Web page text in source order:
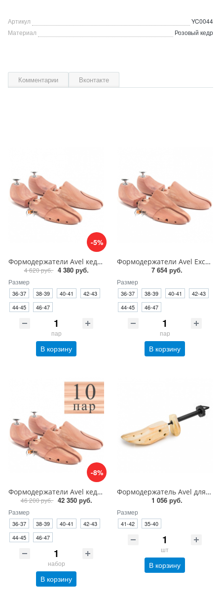
Артикул
YC0044
Материал
Розовый кедр
Комментарии Вконтакте
-5%
Формодержатели Avel кедр розовый для обуви
4 620 руб. 4 380 руб.
Размер
36-37 38-39 40-41
42-43
44-45
46-47
пар
В корзину
Формодержатели Avel Excellent кедр для обуви
7 654 руб.
Размер
36-37 38-39 40-41
42-43
44-45
46-47
пар
В корзину
-8%
Формодержатели Avel кедр 10 пар для обуви
46 200 руб. 42 350 руб.
Размер
36-37 38-39 40-41
42-43
44-45
46-47
набор
В корзину
Формодержатель Avel для индивидуальной подгонки (1 штука)
1 056 руб.
Размер
41-42 35-40
шт
В корзину